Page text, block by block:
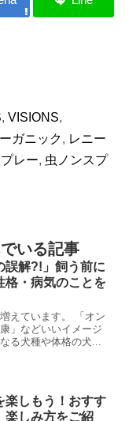
, VISIONS,
ガニック, レニー
レー, 虫ノンスプ
いる記事
誤解?!」飼う前に
格・病気のことを
えています。 「オン
」などいいイメージ
る犬種や体格の犬...
楽しもう！おすす
楽しみ方をご紹